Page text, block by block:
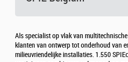
Als specialist op vlak van
klanten van ontwerp tot onderhoud van
milieuvriendelijke installaties. 1.550